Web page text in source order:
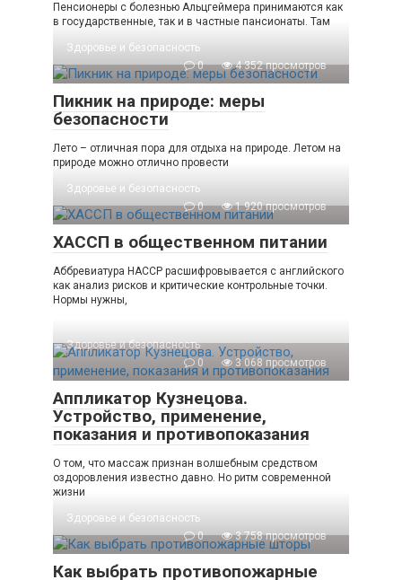
Пенсионеры с болезнью Альцгеймера принимаются как
в государственные, так и в частные пансионаты. Там
Здоровье и безопасность
0
4 352 просмотров
Пикник на природе: меры
безопасности
Лето – отличная пора для отдыха на природе. Летом на
природе можно отлично провести
Здоровье и безопасность
0
1 920 просмотров
ХАССП в общественном питании
Аббревиатура HACCP расшифровывается с английского
как анализ рисков и критические контрольные точки.
Нормы нужны,
Здоровье и безопасность
0
3 068 просмотров
Аппликатор Кузнецова.
Устройство, применение,
показания и противопоказания
О том, что массаж признан волшебным средством
оздоровления известно давно. Но ритм современной
жизни
Здоровье и безопасность
0
3 758 просмотров
Как выбрать противопожарные